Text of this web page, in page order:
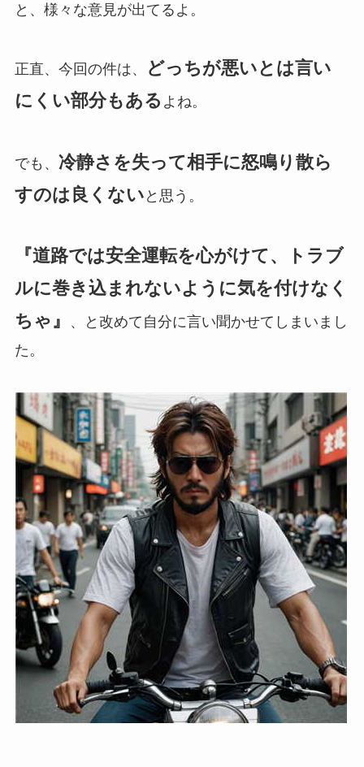
と、様々な意見が出てるよ。
正直、今回の件は、
どっちが悪いとは言い
にくい部分もある よね。
でも、 冷静さを失って相手に怒鳴り散ら
すのは良くない と思う。
『道路では安全運転を心がけて、トラブ
ルに巻き込まれないように気を付けなく
ちゃ』
、と改めて自分に言い聞かせてしまいまし
た。